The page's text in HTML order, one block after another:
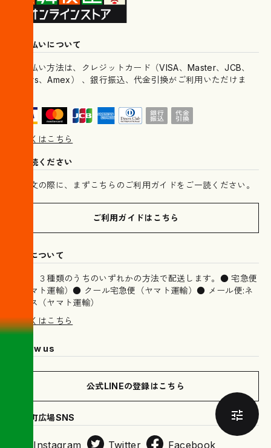
お支払いについて
お支払い方法は、クレジットカード（VISA、Master、JCB、
Diners、Amex） 、銀行振込、代金引換がご利用いただけま
詳しくはこちら
ご一読ください
ご注文の際に、まずこちらのご利用ガイドをご一読ください。
ご利用ガイドはこちら
配送について
以下、３種類のうちのいずれかの方法で配送します。● 宅急便
（ヤマト運輸）● クール宅急便（ヤマト運輸）● メール便:ネ
コポス（ヤマト運輸）
詳しくはこちら
Follow us
公式LINEの登録はこちら
木挽町広場SNS
Instagram Twitter Facebook